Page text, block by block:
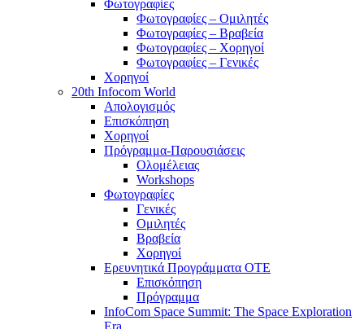
Φωτογραφίες
Φωτογραφίες – Ομιλητές
Φωτογραφίες – Βραβεία
Φωτογραφίες – Χορηγοί
Φωτογραφίες – Γενικές
Χορηγοί
20th Infocom World
Απολογισμός
Επισκόπηση
Χορηγοί
Πρόγραμμα-Παρουσιάσεις
Ολομέλειας
Workshops
Φωτογραφίες
Γενικές
Ομιλητές
Βραβεία
Χορηγοί
Ερευνητικά Προγράμματα ΟΤΕ
Επισκόπηση
Πρόγραμμα
InfoCom Space Summit: The Space Exploration
Era